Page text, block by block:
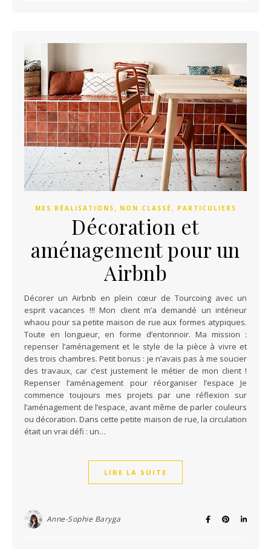
MES RÉALISATIONS , NON CLASSÉ , PARTICULIERS
Décoration et
aménagement pour un
Airbnb
Décorer un Airbnb en plein cœur de Tourcoing avec un
esprit vacances !!! Mon client m’a demandé un intérieur
whaou pour sa petite maison de rue aux formes atypiques.
Toute en longueur, en forme d’entonnoir. Ma mission :
repenser l’aménagement et le style de la pièce à vivre et
des trois chambres. Petit bonus : je n’avais pas à me soucier
des travaux, car c’est justement le métier de mon client !
Repenser l’aménagement pour réorganiser l’espace Je
commence toujours mes projets par une réflexion sur
l’aménagement de l’espace, avant même de parler couleurs
ou décoration. Dans cette petite maison de rue, la circulation
était un vrai défi : un…
LIRE LA SUITE
Anne-Sophie Baryga